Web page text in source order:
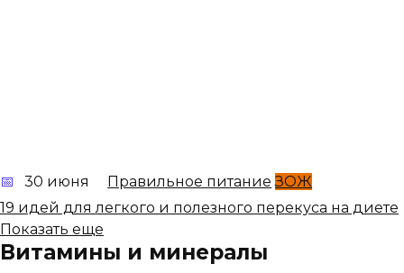
30 июня Правильное питание ЗОЖ
19 идей для легкого и полезного перекуса на диете
Показать еще
Витамины и минералы